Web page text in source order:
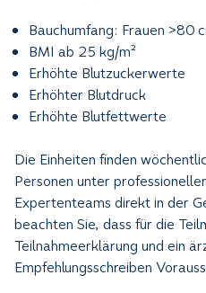
Bauchumfang: Frauen >80
BMI ab 25 kg/m²
Erhöhte Blutzuckerwerte
Erhöhter Blutdruck
Erhöhte Blutfettwerte
Die Einheiten finden
Personen unter
Expertenteams direkt in der
beachten Sie, dass für die
Teilnahmeerklärung und ein
Empfehlungsschreiben